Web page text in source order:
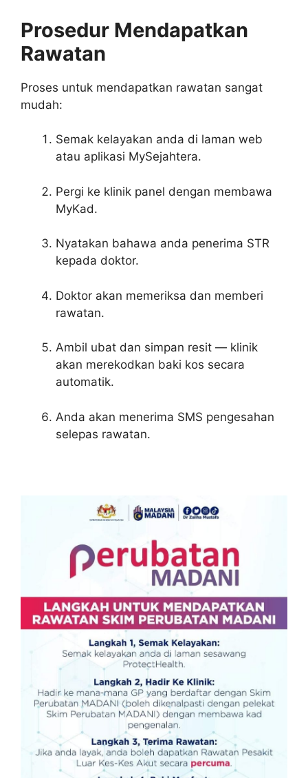
Prosedur Mendapatkan
Rawatan
Proses untuk mendapatkan rawatan sangat
mudah:
Semak kelayakan anda di laman web
atau aplikasi MySejahtera.
Pergi ke klinik panel dengan membawa
MyKad.
Nyatakan bahawa anda penerima STR
kepada doktor.
Doktor akan memeriksa dan memberi
rawatan.
Ambil ubat dan simpan resit — klinik
akan merekodkan baki kos secara
automatik.
Anda akan menerima SMS pengesahan
selepas rawatan.